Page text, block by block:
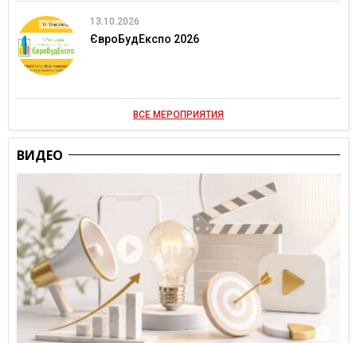
13.10.2026
ЄвроБудЕкспо 2026
ВСЕ МЕРОПРИЯТИЯ
ВИДЕО